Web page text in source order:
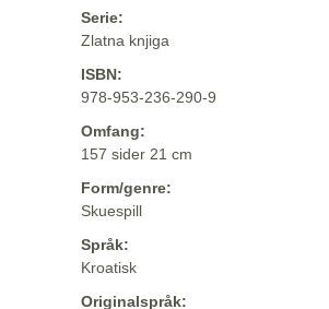
Serie:
Zlatna knjiga
ISBN:
978-953-236-290-9
Omfang:
157 sider 21 cm
Form/genre:
Skuespill
Språk:
Kroatisk
Originalspråk: